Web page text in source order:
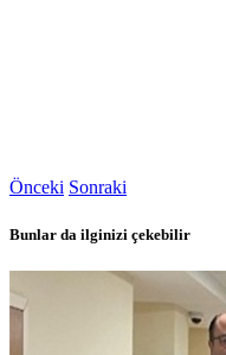
Önceki Sonraki
Bunlar da ilginizi çekebilir